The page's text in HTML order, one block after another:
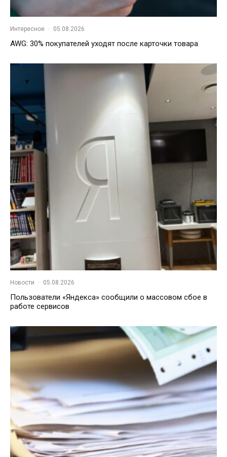
Интересное · 05.08.2026
AWG: 30% покупателей уходят после карточки товара
Новости · 05.08.2026
Пользователи «Яндекса» сообщили о массовом сбое в
работе сервисов